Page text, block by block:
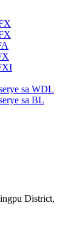
sa WDL
sa BL
District,